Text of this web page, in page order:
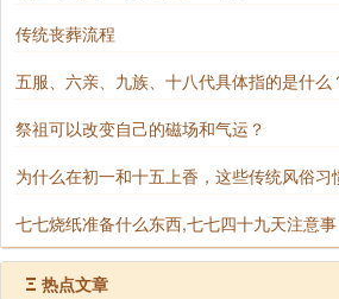
大醉，忘却人间的烦恼与过错；糖
黏住灶王爷的嘴巴，让他无法向玉
豆，则是为灶王爷的坐骑准备的佳
三不忘：酒水、糖瓜抹嘴、焚化
除了上述三供外，民间还有“三
传统丧葬流程
五服、六亲、九族、十八代具体指的是什么
祭祖可以改变自己的磁场和气运？
为什么在初一和十五上香，这些传统风俗习
七七烧纸准备什么东西,七七四十九天注意事
Ξ 热点文章